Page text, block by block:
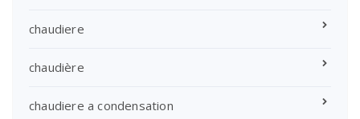
chaudiere
chaudière
chaudiere a condensation